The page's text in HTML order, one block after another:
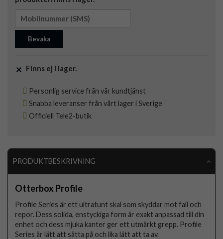
Bevaka
Finns ej i lager.
Personlig service från vår kundtjänst
Snabba leveranser från vårt lager i Sverige
Officiell Tele2-butik
PRODUKTBESKRIVNING
Otterbox Profile
Profile Series är ett ultratunt skal som skyddar mot fall och
repor. Dess solida, enstyckiga form är exakt anpassad till din
enhet och dess mjuka kanter ger ett utmärkt grepp. Profile
Series är lätt att sätta på och lika lätt att ta av.